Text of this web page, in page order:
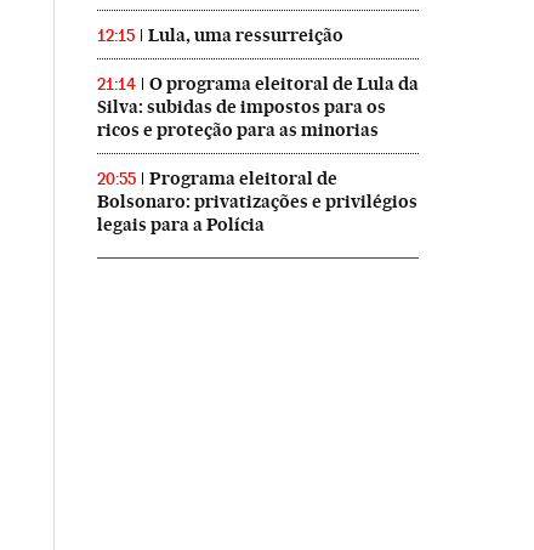
12:15 Lula, uma ressurreição
21:14
O programa eleitoral de Lula da
Silva: subidas de impostos para os
ricos e proteção para as minorias
20:55
Programa eleitoral de
Bolsonaro: privatizações e privilégios
legais para a Polícia